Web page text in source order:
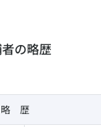
の略歴
略 歴